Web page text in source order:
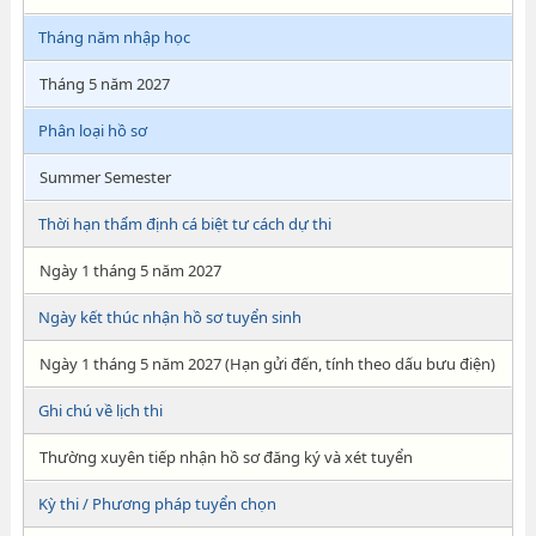
Tháng năm nhập học
Tháng 5 năm 2027
Phân loại hồ sơ
Summer Semester
Thời hạn thẩm định cá biệt tư cách dự thi
Ngày 1 tháng 5 năm 2027
Ngày kết thúc nhận hồ sơ tuyển sinh
Ngày 1 tháng 5 năm 2027 (Hạn gửi đến, tính theo dấu bưu điện)
Ghi chú về lịch thi
Thường xuyên tiếp nhận hồ sơ đăng ký và xét tuyển
Kỳ thi / Phương pháp tuyển chọn